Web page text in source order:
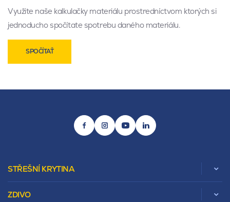
Využite naše kalkulačky materiálu prostredníctvom ktorých si
jednoducho spočítate spotrebu daného materiálu.
SPOČÍTAŤ
STŘEŠNÍ KRYTINA
ZDIVO